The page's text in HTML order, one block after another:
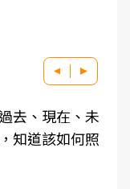
去、現在、未
知道該如何照